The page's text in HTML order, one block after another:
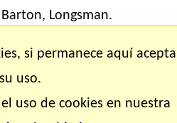
Longsman.
si permanece aquí acepta
su uso.
uso de cookies en nuestra